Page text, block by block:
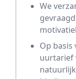
We
Op basis
uurtarief